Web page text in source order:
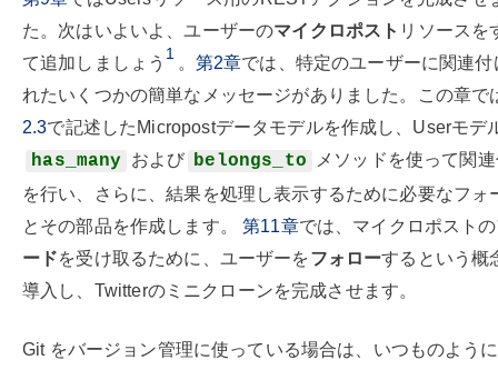
た。次はいよいよ、ユーザーのマイクロポスト リソースを
て追加しましょう 1 。 第2章では、特定のユーザーに関連付
れたいくつかの簡単なメッセージがありました。この章で
2.3で記述したMicropostデータモデルを作成し、Userモデ
has_many および belongs_to
メソッドを使って関
を行い、さらに、結果を処理し表示するために必要なフォ
とその部品を作成します。第11章では、マイクロポストの
ードを受け取るために、ユーザーをフォローするという概
導入し、Twitterのミニクローンを完成させます。
Git をバージョン管理に使っている場合は、いつものよう